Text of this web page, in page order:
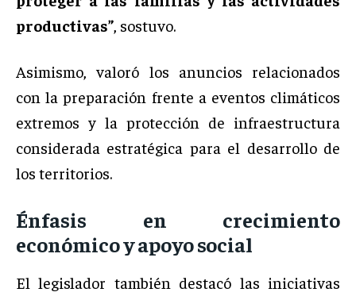
productivas” , sostuvo.
Asimismo, valoró los anuncios relacionados
con la preparación frente a eventos climáticos
extremos y la protección de infraestructura
considerada estratégica para el desarrollo de
los territorios.
Énfasis en crecimiento
económico y apoyo social
El legislador también destacó las iniciativas